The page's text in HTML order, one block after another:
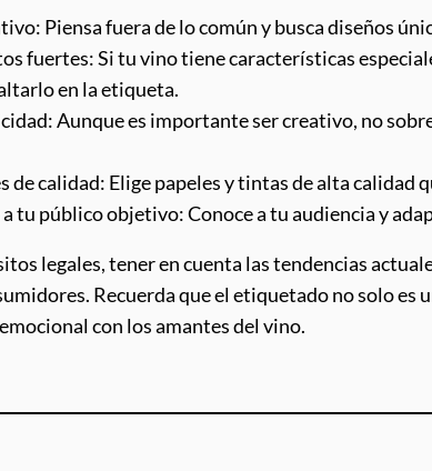
Piensa fuera de lo común y busca diseños
fuertes: Si tu vino tiene características
en la etiqueta.
Aunque es importante ser creativo, no
de calidad: Elige papeles y tintas de alta calidad
tu público objetivo: Conoce a tu audiencia y
legales, tener en cuenta las tendencias
Recuerda que el etiquetado no solo
con los amantes del vino.